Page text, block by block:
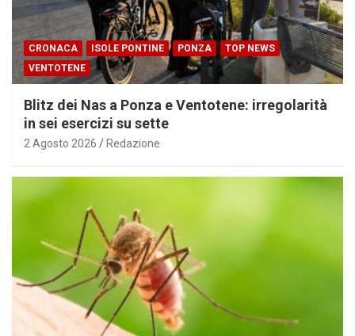
CRONACA ISOLE PONTINE PONZA
TOP NEWS
VENTOTENE
Blitz dei Nas a Ponza e Ventotene: irregolarità
in sei esercizi su sette
2 Agosto 2026 Redazione